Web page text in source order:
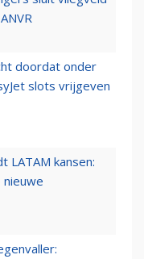
doordat onder
slots vrijgeven
LATAM kansen: